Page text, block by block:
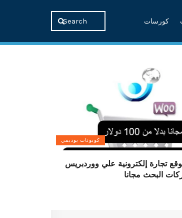
كورسات
كوبونات يوديمي
تجارة إلكترونية علي ووردبريس
البحث مجانا